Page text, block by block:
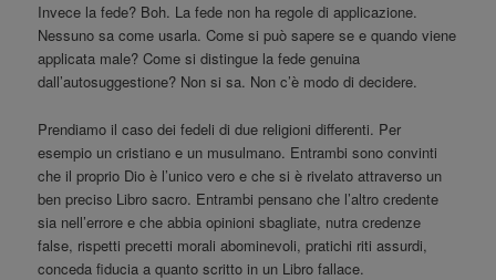
Invece la fede? Boh. La fede non ha regole di applicazione.
Nessuno sa come usarla. Come si può sapere se e quando viene
applicata male? Come si distingue la fede genuina
dall’autosuggestione? Non si sa. Non c’è modo di decidere.
Prendiamo il caso dei fedeli di due religioni differenti. Per
esempio un cristiano e un musulmano. Entrambi sono convinti
che il proprio Dio è l’unico vero e che si è rivelato attraverso un
ben preciso Libro sacro. Entrambi pensano che l’altro credente
sia nell’errore e che abbia opinioni sbagliate, nutra credenze
false, rispetti precetti morali abominevoli, pratichi riti assurdi,
conceda fiducia a quanto scritto in un Libro fallace.